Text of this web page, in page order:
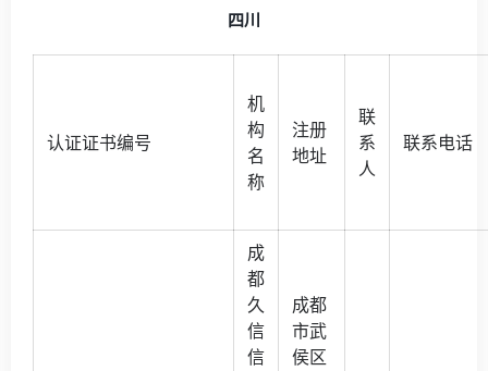
四川
认证证书编号
机
构
名
称
注册
地址
联
系
人
联系电话
成
都
久
信
信
成都
市武
侯区